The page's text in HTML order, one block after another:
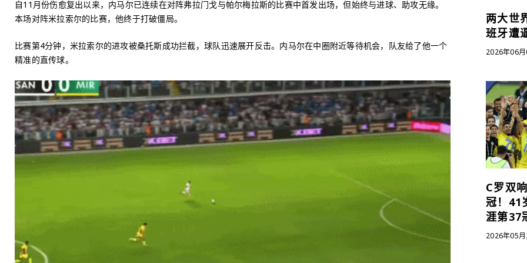
自11月份伤愈复出以来，内马尔已连续在对阵弗拉门戈与帕尔梅拉斯的比赛中首发出场，但始终与进球、助攻无缘。
本场对阵米拉索尔的比赛，他终于打破僵局。
比赛第4分钟，米拉索尔的进攻被桑托斯成功拦截，球队迅速展开反击。内马尔在中圈附近等待机会，队友给了他一个
精准的直传球。
两大世
班牙遭
2026年06
C罗双
冠！41
涯第37
2026年05